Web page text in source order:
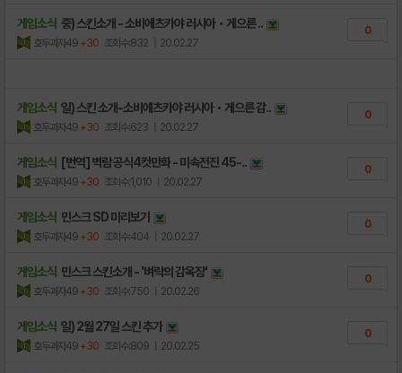
게임소식 중) 스킨소개 - 소비에츠카야 러시아・게으른 ..
호두과자49 +30 조회수:832 | 20.02.27
0
게임소식 일) 스킨 소개-소비에츠카야 러시아・게으른 감..
호두과자49 +30 조회수:623 | 20.02.27
0
게임소식 [번역] 벽람 공식4컷만화 - 미속전진 45-..
호두과자49 +30 조회수:1,010 | 20.02.27
0
게임소식 민스크 SD 미리보기
호두과자49 +30 조회수:404 | 20.02.27
0
게임소식 민스크 스킨소개 - '벼락의 감옥장'
호두과자49 +30 조회수:750 | 20.02.26
0
게임소식 일) 2월 27일 스킨 추가
호두과자49 +30 조회수:809 | 20.02.25
0